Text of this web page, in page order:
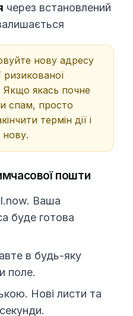
через встановлений
нову адресу
Якщо якась почне
спам, просто
термін дії і
пошти
Ваша
буде готова
в будь-яку
поле.
Нові листи та